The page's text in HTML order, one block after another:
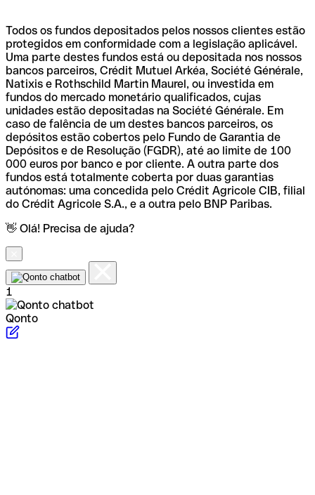
Todos os fundos depositados pelos nossos clientes estão
protegidos em conformidade com a legislação aplicável.
Uma parte destes fundos está ou depositada nos nossos
bancos parceiros, Crédit Mutuel Arkéa, Société Générale,
Natixis e Rothschild Martin Maurel, ou investida em
fundos do mercado monetário qualificados, cujas
unidades estão depositadas na Société Générale. Em
caso de falência de um destes bancos parceiros, os
depósitos estão cobertos pelo Fundo de Garantia de
Depósitos e de Resolução (FGDR), até ao limite de 100
000 euros por banco e por cliente. A outra parte dos
fundos está totalmente coberta por duas garantias
autónomas: uma concedida pelo Crédit Agricole CIB, filial
do Crédit Agricole S.A., e a outra pelo BNP Paribas.
👋 Olá! Precisa de ajuda?
1
Qonto